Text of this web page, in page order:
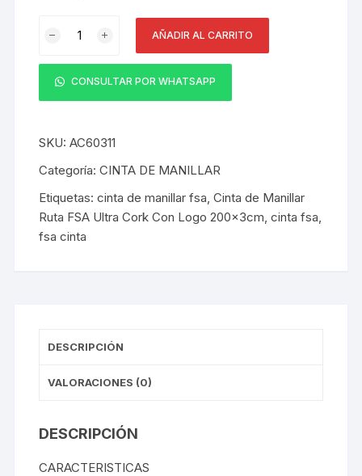
Manillar
Ruta
FSA
Cork
Logo
200x3cm
-
Negro
AÑADIR AL CARRITO
CONSULTAR POR WHATSAPP
SKU:AC60311
Categoría:CINTA DE MANILLAR
Etiquetas:cinta de manillar fsa ,Cinta de Manillar
Ruta FSA Ultra Cork Con Logo 200x3cm ,cinta fsa
fsa cinta
DESCRIPCIÓN
VALORACIONES (0)
DESCRIPCIÓN
CARACTERISTICAS